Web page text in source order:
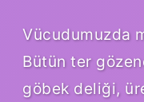
Vücudumuzda
Bütün ter
göbek deliği,